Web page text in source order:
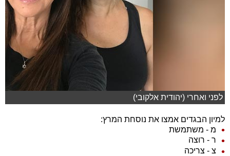
לפני ואחרי (יהודית אלקובי)
למיון הבגדים אמצו את נוסחת המרץ:
מ - משתמשת
ר - רוצה
צ - צריכה